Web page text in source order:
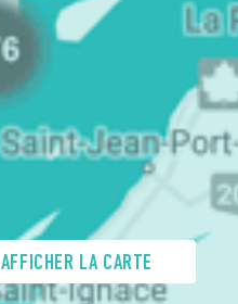
AFFICHER LA CARTE